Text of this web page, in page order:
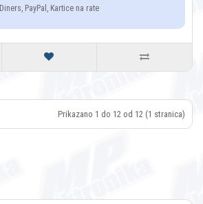
Diners, PayPal, Kartice na rate
Prikazano 1 do 12 od 12 (1 stranica)